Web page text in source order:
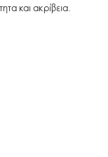
και ακρίβεια.